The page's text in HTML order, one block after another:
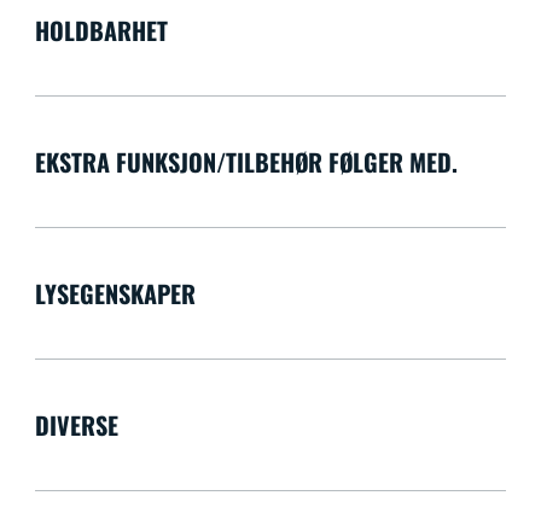
HOLDBARHET
EKSTRA FUNKSJON/TILBEHØR FØLGER MED.
LYSEGENSKAPER
DIVERSE